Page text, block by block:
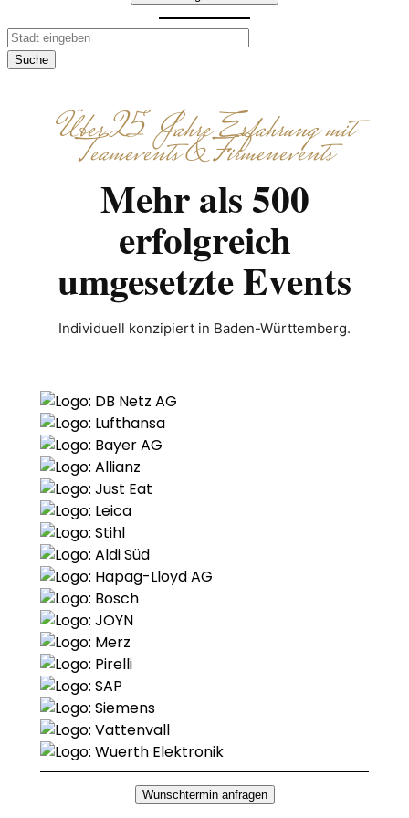
Suche
Über 25 Jahre Erfahrung mit
Teamevents & Firmenevents
Mehr als 500
erfolgreich
umgesetzte Events
Individuell konzipiert in Baden-Württemberg.
Wunschtermin anfragen